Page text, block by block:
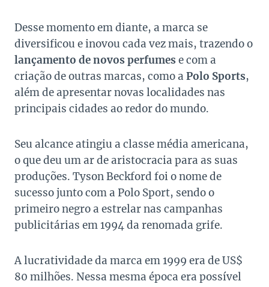
Desse momento em diante, a marca se
diversificou e inovou cada vez mais, trazendo o
lançamento de novos perfumes e com a
criação de outras marcas, como a Polo Sports,
além de apresentar novas localidades nas
principais cidades ao redor do mundo.
Seu alcance atingiu a classe média americana,
o que deu um ar de aristocracia para as suas
produções. Tyson Beckford foi o nome de
sucesso junto com a Polo Sport, sendo o
primeiro negro a estrelar nas campanhas
publicitárias em 1994 da renomada grife.
A lucratividade da marca em 1999 era de US$
80 milhões. Nessa mesma época era possível